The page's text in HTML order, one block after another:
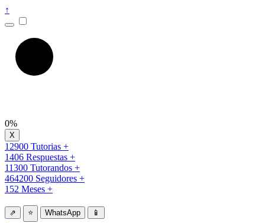
↑
0%
12900 Tutorias +
1406 Respuestas +
11300 Tutorandos +
464200 Seguidores +
152 Meses +
⇗ ⭐ WhatsApp 📱